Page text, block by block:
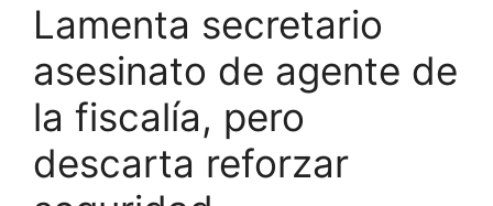
Lamenta secretario
asesinato de agente de
la fiscalía, pero
descarta reforzar